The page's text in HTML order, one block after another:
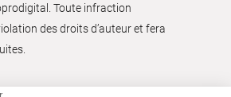
Toute infraction
des droits d’auteur et fera